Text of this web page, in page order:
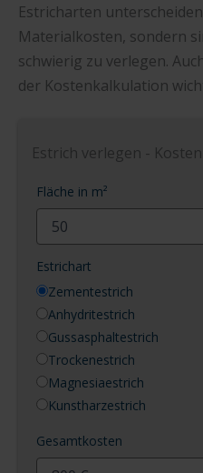
Estricharten
Materialkosten, sondern
schwierig zu verlegen.
der Kostenkalkulation
Estrich verlegen -
Fläche in m²
Estrichart
Zementestrich
Anhydritestrich
Gussasphaltestrich
Trockenestrich
Magnesiaestrich
Kunstharzestrich
Gesamtkosten